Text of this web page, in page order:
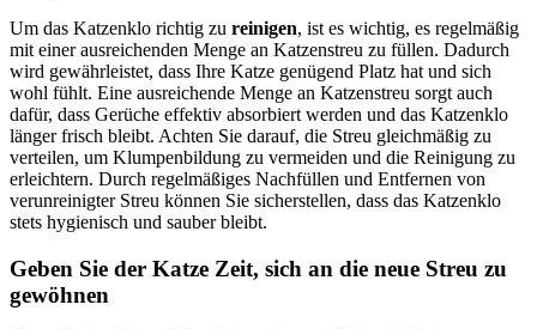
Um das Katzenklo richtig zu reinigen, ist es wichtig, es regelmäßig
mit einer ausreichenden Menge an Katzenstreu zu füllen. Dadurch
wird gewährleistet, dass Ihre Katze genügend Platz hat und sich
wohl fühlt. Eine ausreichende Menge an Katzenstreu sorgt auch
dafür, dass Gerüche effektiv absorbiert werden und das Katzenklo
länger frisch bleibt. Achten Sie darauf, die Streu gleichmäßig zu
verteilen, um Klumpenbildung zu vermeiden und die Reinigung zu
erleichtern. Durch regelmäßiges Nachfüllen und Entfernen von
verunreinigter Streu können Sie sicherstellen, dass das Katzenklo
stets hygienisch und sauber bleibt.
Geben Sie der Katze Zeit, sich an die neue Streu zu
gewöhnen